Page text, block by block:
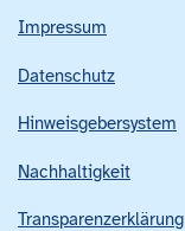
Impressum
Datenschutz
Hinweisgebersystem
Nachhaltigkeit
Transparenzerklärung